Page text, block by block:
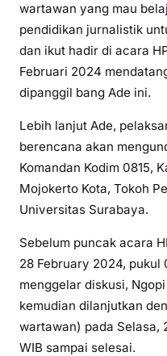
wartawan yang mau
pendidikan jurnalistik
dan ikut hadir di acara
Februari 2024
dipanggil bang Ade ini.
Lebih lanjut Ade,
berencana akan
Komandan Kodim 0815,
Mojokerto Kota, Tokoh
Universitas Surabaya.
Sebelum puncak acara
28 February 2024, pukul
menggelar diskusi,
kemudian dilanjutkan
wartawan) pada Selasa,
WIB sampai selesai.